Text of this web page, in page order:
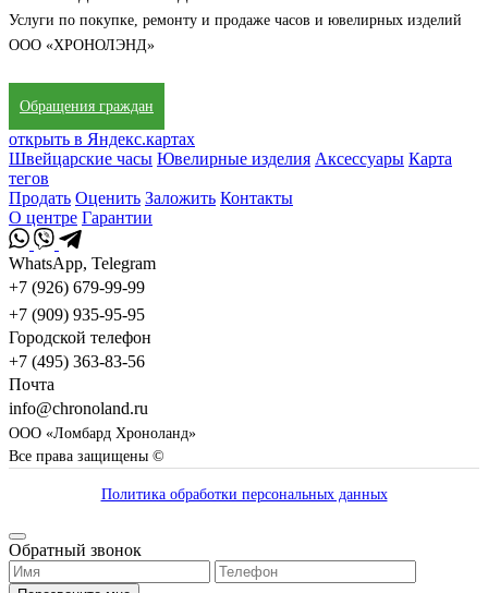
Услуги по покупке, ремонту и продаже часов и ювелирных изделий
ООО «ХРОНОЛЭНД»
Обращения граждан
открыть в Яндекс.картах
Швейцарские часы Ювелирные изделия Аксессуары Карта
тегов
Продать Оценить Заложить Контакты
О центре Гарантии
WhatsApp, Telegram
+7 (926) 679-99-99
+7 (909) 935-95-95
Городской телефон
+7 (495) 363-83-56
Почта
info@chronoland.ru
ООО «Ломбард Хроноланд»
Все права защищены ©
Политика обработки персональных данных
Обратный звонок